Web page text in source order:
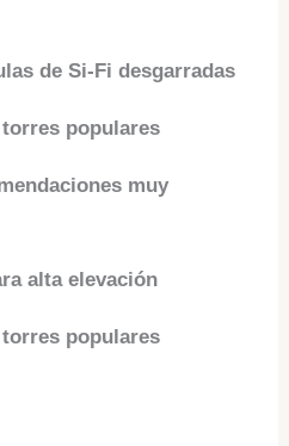
de Si-Fi desgarradas
populares
muy
alta elevación
populares